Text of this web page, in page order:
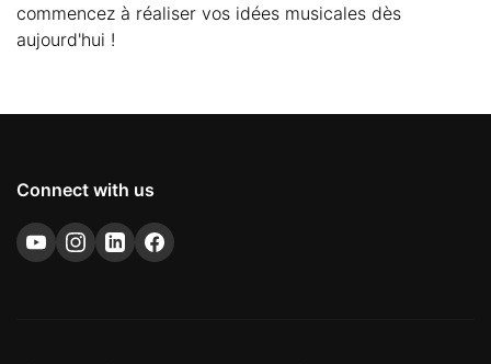
commencez à réaliser vos idées musicales dès
aujourd'hui !
Connect with us